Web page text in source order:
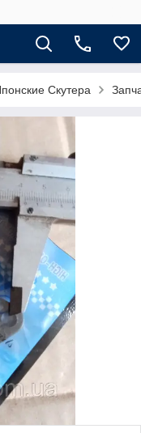
Скутера